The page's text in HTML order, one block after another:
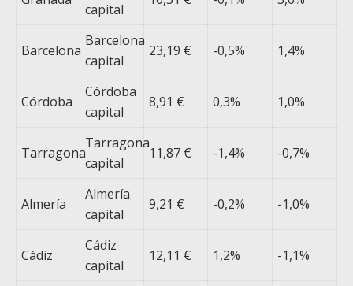
capital
Barcelona
Barcelona
capital
23,19 € -0,5% 1,4%
Córdoba
Córdoba
capital
8,91 € 0,3% 1,0%
Tarragona
Tarragona
capital
11,87 € -1,4% -0,7%
Almería
Almería
capital
9,21 € -0,2% -1,0%
Cádiz
Cádiz
capital
12,11 € 1,2% -1,1%